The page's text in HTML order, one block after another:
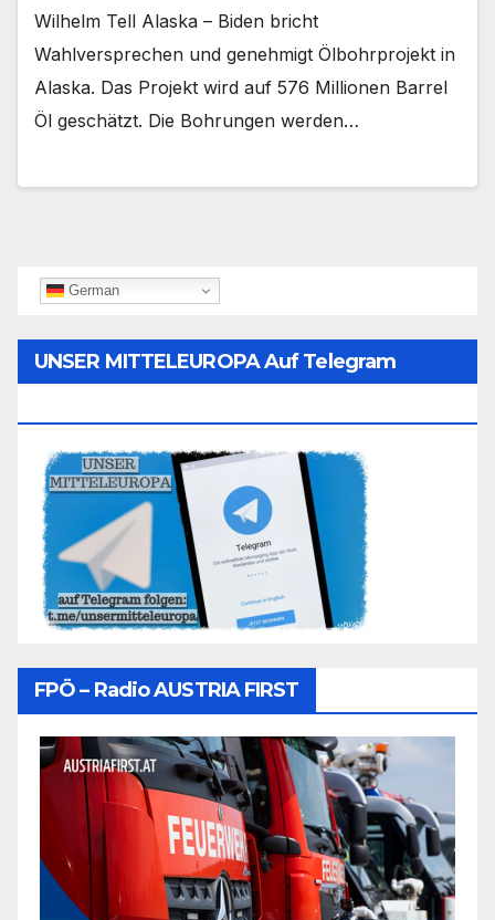
Wilhelm Tell Alaska – Biden bricht
Wahlversprechen und genehmigt Ölbohrprojekt in
Alaska. Das Projekt wird auf 576 Millionen Barrel
Öl geschätzt. Die Bohrungen werden…
German
UNSER MITTELEUROPA Auf Telegram
FPÖ – Radio AUSTRIA FIRST